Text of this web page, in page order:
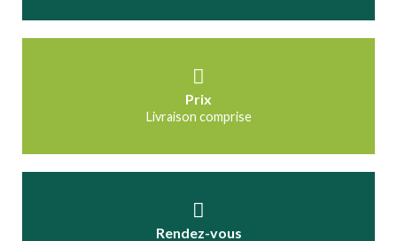
Prix
Livraison comprise
Rendez-vous